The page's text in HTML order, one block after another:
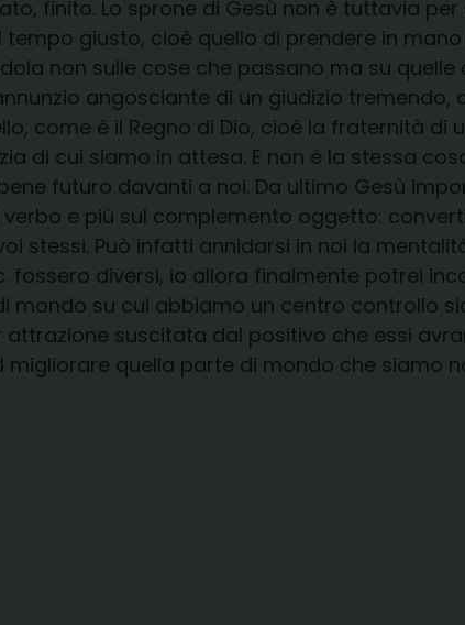
finito. Lo sprone di Gesù non è tuttavia
giusto, cioè quello di prendere in
non sulle cose che passano ma su quelle
angosciante di un giudizio tremendo,
come è il Regno di Dio, cioè la fraternità di
di cui siamo in attesa. E non è la stessa
futuro davanti a noi. Da ultimo Gesù
e più sul complemento oggetto:
stessi. Può infatti annidarsi in noi la
diversi, io allora finalmente potrei
mondo su cui abbiamo un centro controllo
suscitata dal positivo che essi
quella parte di mondo che siamo